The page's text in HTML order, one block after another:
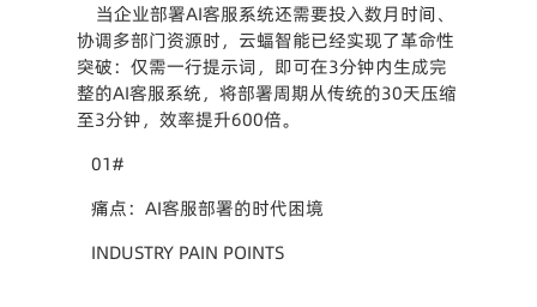
当企业部署AI客服系统还需要投入数月时间、
协调多部门资源时，云蝠智能已经实现了革命性
突破：仅需一行提示词，即可在3分钟内生成完
整的AI客服系统，将部署周期从传统的30天压缩
至3分钟，效率提升600倍。
01#
痛点：AI客服部署的时代困境
INDUSTRY PAIN POINTS